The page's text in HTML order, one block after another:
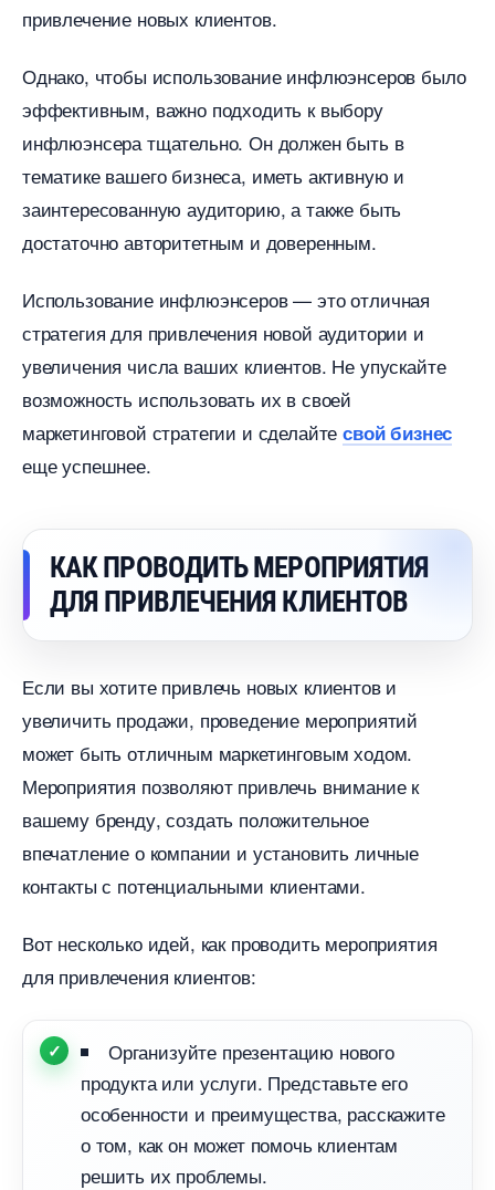
привлечение новых клиентов.
Однако, чтобы использование инфлюэнсеров было
эффективным, важно подходить к выбору
инфлюэнсера тщательно. Он должен быть
тематике вашего бизнеса, иметь активную и
заинтересованную аудиторию, а также быть
достаточно авторитетным и доверенным.
Использование инфлюэнсеров — это отличная
стратегия для привлечения новой аудитории и
увеличения числа ваших клиентов. Не упускайте
озможность использовать их в своей
маркетинговой стратегии и сделайтесвой бизнес
еще успешнее.
КАК ПРОВОДИТЬ МЕРОПРИЯТИЯ
ДЛЯ ПРИВЛЕЧЕНИЯ КЛИЕНТО
Если вы хотите привлечь новых клиентов и
увеличить продажи, проведение мероприятий
может быть отличным маркетинговым ходом.
Мероприятия позволяют привлечь внимание к
ашему бренду, создать положительное
печатление о компании и установить личные
контакты с потенциальными клиентами.
от несколько идей, как проводить мероприятия
для привлечения клиентов:
Организуйте презентацию нового
продукта или услуги. Представьте его
особенности и преимущества, расскажите
о том, как он может помочь клиентам
решить их проблемы.